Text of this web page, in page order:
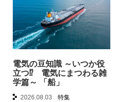
電気の豆知識 ～いつか役
立つ⁉︎ 電気にまつわる雑
学篇～ 「船」
2026.08.03 特集